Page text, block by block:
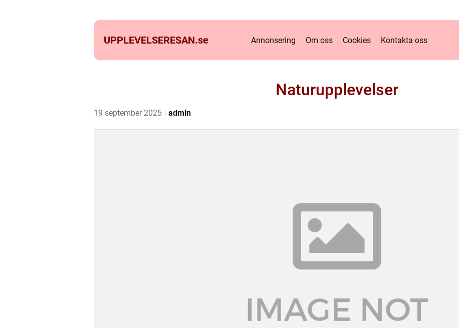
UPPLEVELSERESAN.se Annonsering Om oss Cookies Kontakta oss
Naturupplevelser
19 september 2025 admin